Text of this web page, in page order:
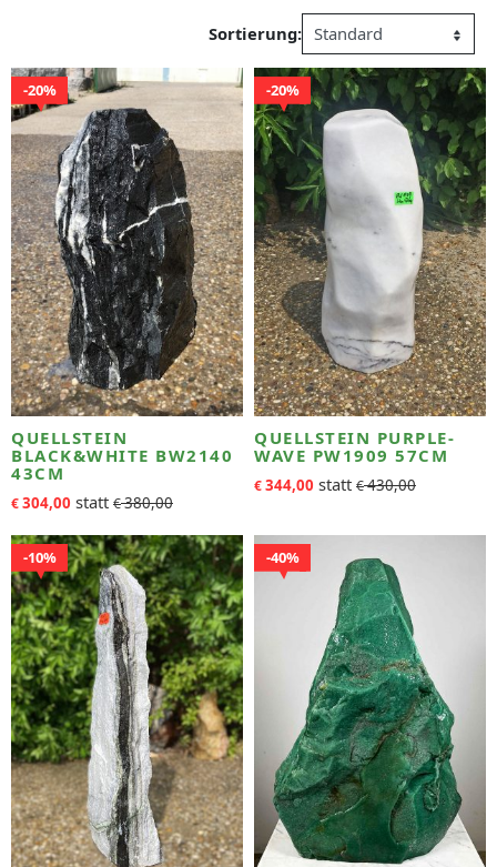
Sortierung:
20%
QUELLSTEIN
BLACK&WHITE BW2140
43CM
€304,00 €380,00
20%
QUELLSTEIN PURPLE-
WAVE PW1909 57CM
€344,00 €430,00
10% 40%